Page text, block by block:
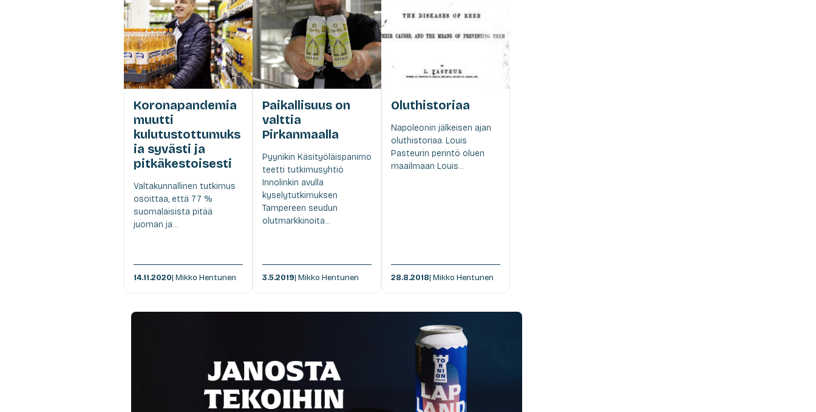
Koronapandemia
muutti
kulutustottumuks
ia syvästi ja
pitkäkestoisesti
Valtakunnallinen tutkimus
osoittaa, että 77 %
suomalaisista pitää
juoman ja...
14.11.2020| Mikko Hentunen
Paikallisuus on
valttia
Pirkanmaalla
Pyynikin Käsityöläispanimo
teetti tutkimusyhtiö
Innolinkin avulla
kyselytutkimuksen
Tampereen seudun
olutmarkkinoita...
3.5.2019| Mikko Hentunen
Oluthistoriaa
Napoleonin jälkeisen ajan
oluthistoriaa. Louis
Pasteurin perintö oluen
maailmaan Louis...
28.8.2018| Mikko Hentunen